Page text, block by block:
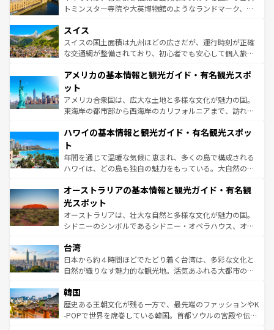
も豊かな歴史と文化が息づいている。パリ以外の個性あふ
を参照してほしい。
してライン川沿いのワイン畑といった風景は必見。ビール
は、お酒好きな人にはぜひ体験してほしい。 なお、新着の
ドイツ情報はコンテンツ一覧を参照してほしい。
トミンスター寺院や大英博物館のようなランドマーク、歴
リアごとに異なる魅力がある。また、優雅なアフタヌーン
ティー、ビール好きにはたまらない英国パブ、サッカー観
戦など、本場だからこそできる体験も豊富。イギリスを旅
ンツ一覧を参照してほしい。
スイス
スイスの国土面積は九州ほどの広さだが、運行時刻が正確
な交通網が整備されており、初心者でも安心して個人旅行
の建物がそのまま残る町や、スイスならではのユニークな
博物館もあり、アルプス観光だけでなく町歩きも満喫する
ことができる。国民の所得が高いため物価も高いが、旅行
者向けの交通パス提供のサービスもあり、うまく活用すれ
着のスイス情報はコンテンツ一覧を参照してほしい。
アメリカの基本情報と観光ガイド・有名観光スポ
ット
アメリカ合衆国は、広大な土地と多様な文化が魅力の国。
東海岸の都市部から西海岸のカリフォルニアまで、訪れる
のような巨大都市は、観光、ショッピング、エンターテイ
ンメントが詰まった刺激的なスポットだ。一方、アメリカ
西部には大自然が広がり、グランドキャニオンやイエロー
ストーン国立公園といった絶景が堪能できる。さらに、南
文化が魅力。旅行者はアメリカの各地域で異なる魅力を楽
しみながら、その多様性と豊かな歴史を感じることができ
るだろう。車でのロードトリップや列車の旅も、アメリカ
ならではの贅沢な旅のスタイルだ。 なお、新着のアメリカ
情報は コンテンツ一覧 を参照してほしい。
ハワイの基本情報と観光ガイド・有名観光スポッ
ト
年間を通じて温暖な気候に恵まれ、多くの島で構成される
ハワイは、どの島も独自の魅力をもっている。大自然の神
ワイ島は見逃せない。また、定番の観光地といえばオアフ
島だが、静かな自然を求めるならマウイ島やカウアイ島が
おすすめ。エメラルドグリーンに輝く海をはじめ、豊かな
文化や歴史が息づいている。「アロハスピリット」と呼ば
人々、おいしいローカルフードやハワイアンミュージッ
ク、伝統的なフラダンスなど、すべてがハワイの魅力を彩
っている。訪れるたびに新しい発見と感動が待っているハ
はコンテンツ一覧
オーストラリアの基本情報と観光ガイド・有名観
光スポット
オーストラリアは、壮大な自然と多様な文化が魅力の国。
シドニーのシンボルであるシドニー・オペラハウス、オー
リアリーフや大陸中央部にそびえるウルル（エアーズロッ
ク）、タスマニアの美しい原生林やケアンズの熱帯雨林な
ど、見どころがたくさん。また、カフェやワイン、オージ
いる。アクティビティも充実しており、サーフィンやダイ
ビング、ハイキングなど、アウトドア好きにはたまらな
い。オーストラリアの多彩な魅力を存分に味わいつくそ
台湾
日本から約４時間ほどでたどり着く台湾は、多彩な文化と
自然が織りなす魅力的な観光地。活気あふれる大都市の台
ン）、静ひつな山岳地帯である台湾東部など、都市の喧騒
と山間の静けさが共存しており、訪れる人に新しい発見と
驚きをもたらしてくれる。また、奥深い台湾の食文化も魅
韓国
歴史ある王朝文化が残る一方で、最先端のファッションやK
-POPで世界を席巻している韓国。首都ソウルの宮殿や伝統